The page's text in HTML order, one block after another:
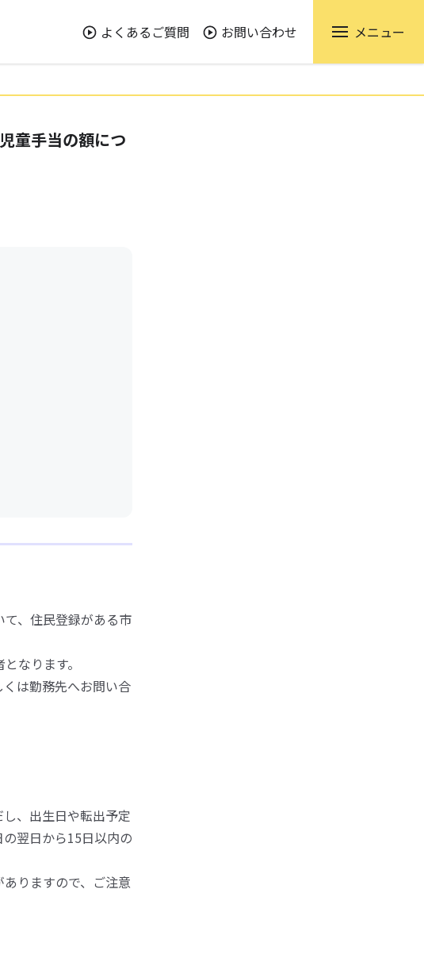
よくあるご質問 お問い合わせ メニュー
童手当の額につ
、住民登録がある市
なります。
は勤務先へお問い合
、出生日や転出予定
翌日から15日以内の
りますので、ご注意